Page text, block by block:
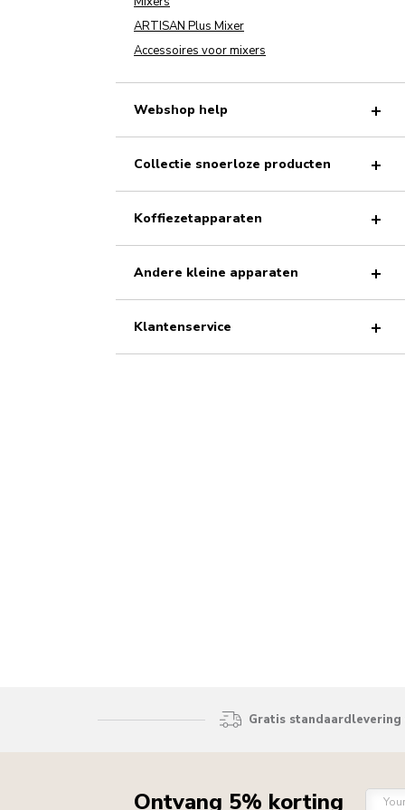
ARTISAN Plus Mixer
Accessoires voor mixers
Webshop help
Collectie snoerloze producten
Koffiezetapparaten
Andere kleine apparaten
Klantenservice
Gratis
Ontvang 5% korting